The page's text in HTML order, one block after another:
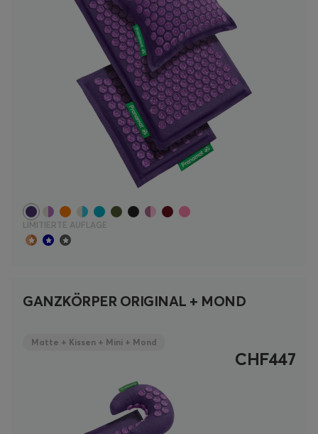
LIMITIERTE AUFLAGE
GANZKÖRPER ORIGINAL + MOND
Matte + Kissen + Mini + Mond
CHF447